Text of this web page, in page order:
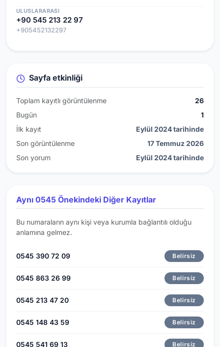
ULUSLARARASI
+90 545 213 22 97
+905452132297
Sayfa etkinliği
Toplam kayıtlı görüntülenme
26
Bugün
1
İlk kayıt
Eylül 2024 tarihinde
Son görüntülenme
17 Temmuz 2026
Son yorum
Eylül 2024 tarihinde
Aynı 0545 Önekindeki Diğer Kayıtlar
Bu numaraların aynı kişi veya kurumla bağlantılı olduğu
anlamına gelmez.
0545 390 72 09 Belirsiz
0545 863 26 99 Belirsiz
0545 213 47 20 Belirsiz
0545 148 43 59 Belirsiz
0545 541 69 13 Belirsiz